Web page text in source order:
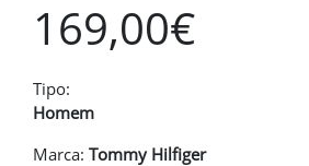
169,00€
Tipo:
Homem
Marca: Tommy Hilfiger